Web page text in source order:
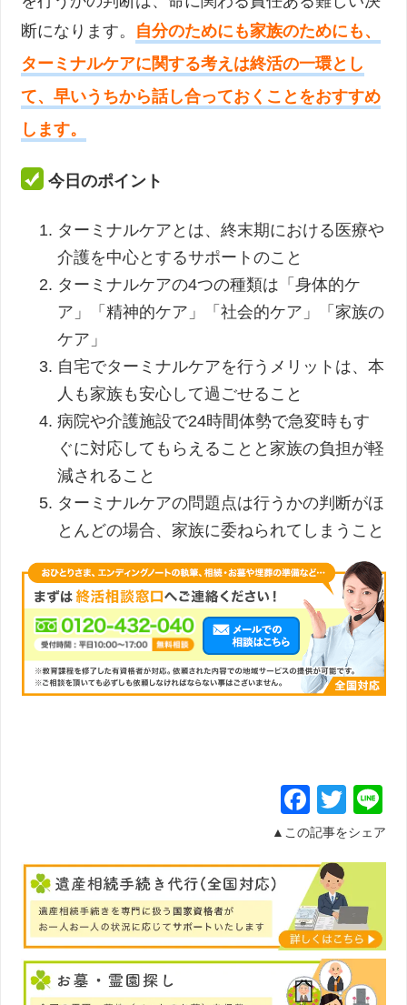
断になります。 自分のためにも家族のためにも、
ターミナルケアに関する考えは終活の一環とし
て、早いうちから話し合っておくことをおすすめ
します。
今日のポイント
ターミナルケアとは、終末期における医療や
介護を中心とするサポートのこと
ターミナルケアの4つの種類は「身体的ケ
ア」「精神的ケア」「社会的ケア」「家族の
ケア」
自宅でターミナルケアを行うメリットは、本
人も家族も安心して過ごせること
病院や介護施設で24時間体勢で急変時もす
ぐに対応してもらえることと家族の負担が軽
減されること
ターミナルケアの問題点は行うかの判断がほ
とんどの場合、家族に委ねられてしまうこと
▲この記事をシェア